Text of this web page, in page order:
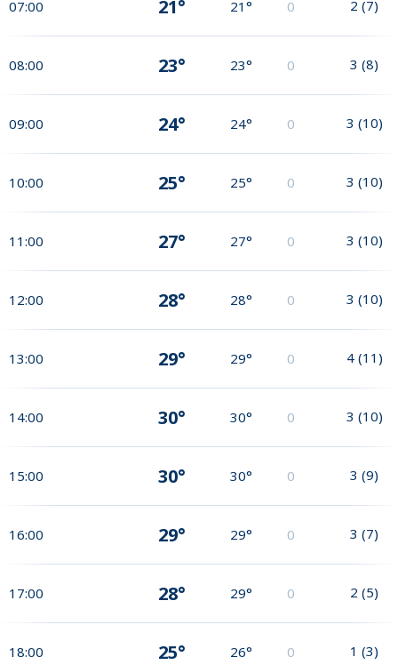
07:00 21° 21° 0 2 (7)
08:00 23° 23° 0 3 (8)
09:00 24° 24° 0 3 (10)
10:00 25° 25° 0 3 (10)
11:00 27° 27° 0 3 (10)
12:00 28° 28° 0 3 (10)
13:00 29° 29° 0 4 (11)
14:00 30° 30° 0 3 (10)
15:00 30° 30° 0 3 (9)
16:00 29° 29° 0 3 (7)
17:00 28° 29° 0 2 (5)
18:00 25° 26° 0 1 (3)